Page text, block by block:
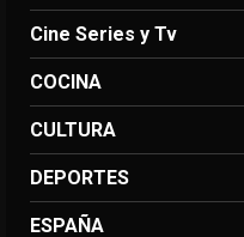
Cine Series y Tv
COCINA
CULTURA
DEPORTES
ESPAÑA